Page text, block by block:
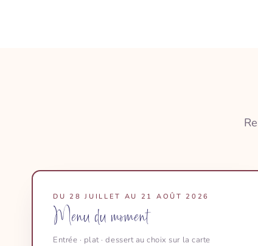
DU 28 JUILLET AU 21 AOÛT 2026
Menu du moment
Entrée · plat · dessert au choix sur la carte